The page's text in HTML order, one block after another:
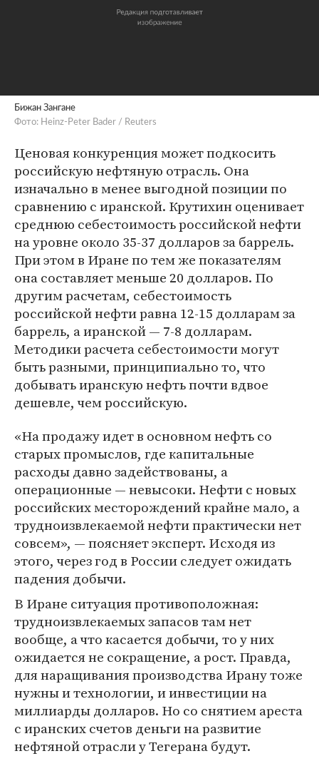
Бижан Зангане
Фото: Heinz-Peter Bader / Reuters
Ценовая конкуренция может подкосить
российскую нефтяную отрасль. Она
изначально в менее выгодной позиции по
сравнению с иранской. Крутихин оценивает
среднюю себестоимость российской нефти
на уровне около 35-37 долларов за баррель.
При этом в Иране по тем же показателям
она составляет меньше 20 долларов. По
другим расчетам, себестоимость
российской нефти равна 12-15 долларам за
баррель, а иранской — 7-8 долларам.
Методики расчета себестоимости могут
быть разными, принципиально то, что
добывать иранскую нефть почти вдвое
дешевле, чем российскую.
«На продажу идет в основном нефть со
старых промыслов, где капитальные
расходы давно задействованы, а
операционные — невысоки. Нефти с новых
российских месторождений крайне мало, а
трудноизвлекаемой нефти практически нет
совсем», — поясняет эксперт. Исходя из
этого, через год в России следует ожидать
падения добычи.
В Иране ситуация противоположная:
трудноизвлекаемых запасов там нет
вообще, а что касается добычи, то у них
ожидается не сокращение, а рост. Правда,
для наращивания производства Ирану тоже
нужны и технологии, и инвестиции на
миллиарды долларов. Но со снятием ареста
с иранских счетов деньги на развитие
нефтяной отрасли у Тегерана будут.